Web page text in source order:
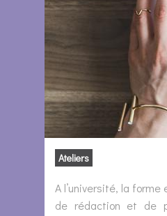
Ateliers
A l’université, la
de rédaction et de